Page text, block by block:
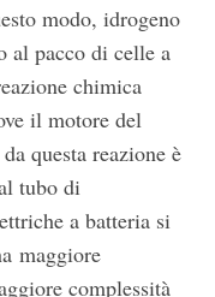
modo, idrogeno
al pacco di celle a
chimica
il motore del
questa reazione è
tubo di
a batteria si
maggiore
complessità